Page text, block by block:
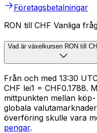
Företagsbetalningar
RON till CHF Vanliga
Vad är växelkursen RON till
Från och med 13:30
CHF lei1 = CHF0.1788.
mittpunkten mellan
globala
överföring skulle vara
pengar.